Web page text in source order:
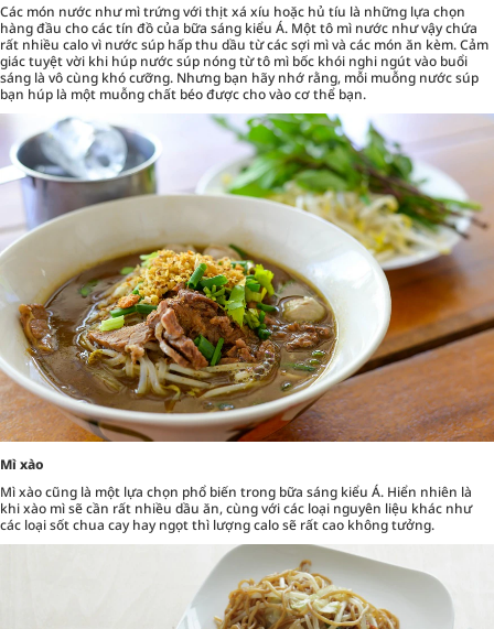
Các món nước như mì trứng với thịt xá xíu hoặc hủ tíu là những lựa chọn
hàng đầu cho các tín đồ của bữa sáng kiểu Á. Một tô mì nước như vậy chứa
rất nhiều calo vì nước súp hấp thu dầu từ các sợi mì và các món ăn kèm. Cảm
giác tuyệt vời khi húp nước súp nóng từ tô mì bốc khói nghi ngút vào buổi
sáng là vô cùng khó cưỡng. Nhưng bạn hãy nhớ rằng, mỗi muỗng nước súp
bạn húp là một muỗng chất béo được cho vào cơ thể bạn.
Mì xào
Mì xào cũng là một lựa chọn phổ biến trong bữa sáng kiểu Á. Hiển nhiên là
khi xào mì sẽ cần rất nhiều dầu ăn, cùng với các loại nguyên liệu khác như
các loại sốt chua cay hay ngọt thì lượng calo sẽ rất cao không tưởng.